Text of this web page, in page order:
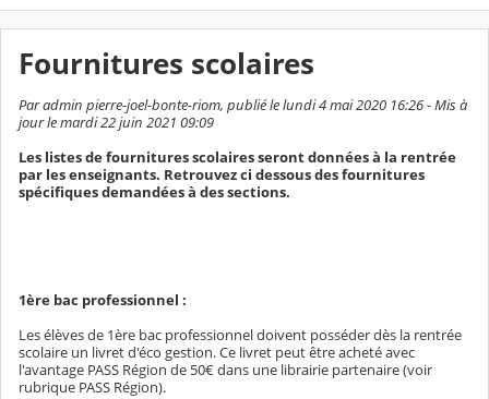
Fournitures scolaires
Par admin pierre-joel-bonte-riom, publié le lundi 4 mai 2020 16:26 - Mis à
jour le mardi 22 juin 2021 09:09
Les listes de fournitures scolaires seront données à la rentrée
par les enseignants. Retrouvez ci dessous des fournitures
spécifiques demandées à des sections.
1ère bac professionnel :
Les élèves de 1ère bac professionnel doivent posséder dès la rentrée
scolaire un livret d'éco gestion. Ce livret peut être acheté avec
l'avantage PASS Région de 50€ dans une librairie partenaire (voir
rubrique PASS Région).